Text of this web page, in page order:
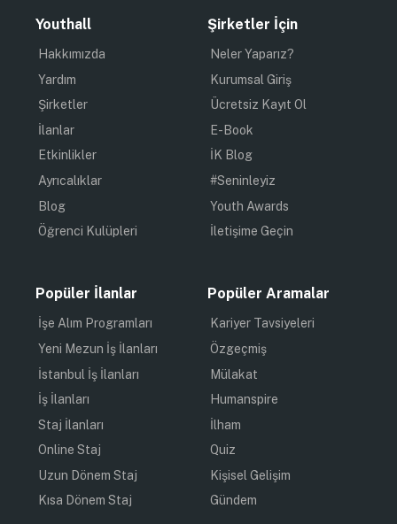
Youthall
Hakkımızda
Yardım
Şirketler
İlanlar
Etkinlikler
Ayrıcalıklar
Blog
Öğrenci Kulüpleri
Şirketler İçin
Neler Yaparız?
Kurumsal Giriş
Ücretsiz Kayıt Ol
E-Book
İK Blog
#Seninleyiz
Youth Awards
İletişime Geçin
Popüler İlanlar
İşe Alım Programları
Yeni Mezun İş İlanları
İstanbul İş İlanları
İş İlanları
Staj İlanları
Online Staj
Uzun Dönem Staj
Kısa Dönem Staj
Popüler Aramalar
Kariyer Tavsiyeleri
Özgeçmiş
Mülakat
Humanspire
İlham
Quiz
Kişisel Gelişim
Gündem